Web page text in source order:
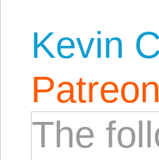
Kevin
Patreon
The